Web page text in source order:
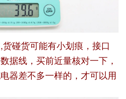
碰货可能有小划痕，接口
据线，买前近量核对一下，
器差不多一样的，才可以用